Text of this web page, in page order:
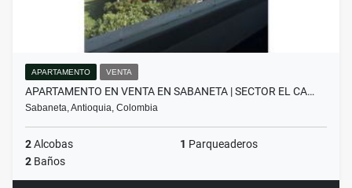
APARTAMENTO VENTA
APARTAMENTO EN VENTA EN SABANETA | SECTOR EL CA…
Sabaneta, Antioquia, Colombia
2Alcobas 1 Parqueaderos
2 Baños